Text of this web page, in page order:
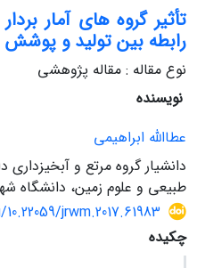
تأثیر گروه های آمار
رابطه بین تولید و
نوع مقاله : مقاله پژوهشی
نویسنده
عطاالله ابراهیمی
دانشیار گروه مرتع و آبخیزداری
طبیعی و علوم زمین، دانشگاه
jrwm.2017.61983
چکیده